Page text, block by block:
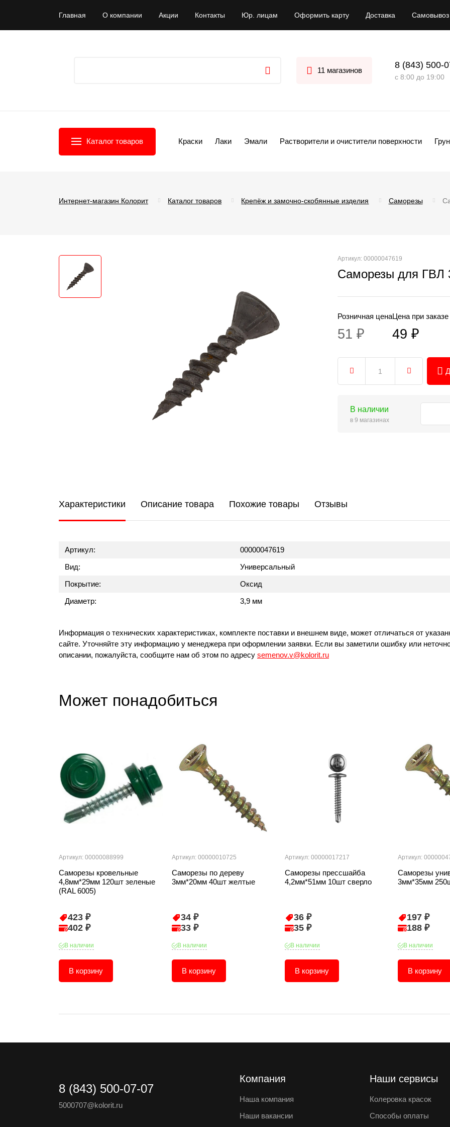
Главная О компании Акции Контакты Юр. лицам Оформить карту Доставка Самовывоз
11 магазинов
8 (843) 500-
с 8:00 до 19:00
Каталог товаров Краски Лаки Эмали Растворители и очистители поверхности
Интернет-магазин Колорит Каталог товаров Крепёж и замочно-скобянные изделия Саморезы
Артикул: 00000047619
Саморезы для
Розничная цена
51 ₽
Цена при
49 ₽
В наличии
в 9 магазинах
Характеристики Описание товара Похожие товары Отзывы
Артикул:
00000047619
Вид:
Универсальный
Покрытие:
Оксид
Диаметр:
3,9 мм
Информация о технических характеристиках, комплекте поставки и внешнем виде, может отличаться от
сайте. Уточняйте эту информацию у менеджера при оформлении заявки. Если вы заметили ошибку или
описании, пожалуйста, сообщите нам об этом по адресу semenov.v@kolorit.ru
Может понадобиться
Артикул: 00000088999
Саморезы кровельные
4,8мм*29мм 120шт зеленые
(RAL 6005)
423 ₽
402 ₽
В наличии
В корзину
Артикул: 00000010725
Саморезы по дереву
3мм*20мм 40шт желтые
34 ₽
33 ₽
В наличии
В корзину
Артикул: 00000017217
Саморезы прессшайба
4,2мм*51мм 10шт сверло
36 ₽
35 ₽
В наличии
В корзину
Артикул:
Саморезы
3мм*35мм
197 ₽
188 ₽
В наличии
В корзину
8 (843) 500-07-07
5000707@kolorit.ru
Компания
Наша компания
Наши вакансии
Наши сервисы
Колеровка красок
Способы оплаты